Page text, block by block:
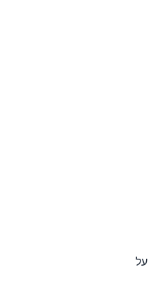
27.6%, בעוד שמקום 3 מניב 10.2% ומקום 10 רק 1.8%. אתר שעובר מעמדות 5-10 לעמדות 1-3 על